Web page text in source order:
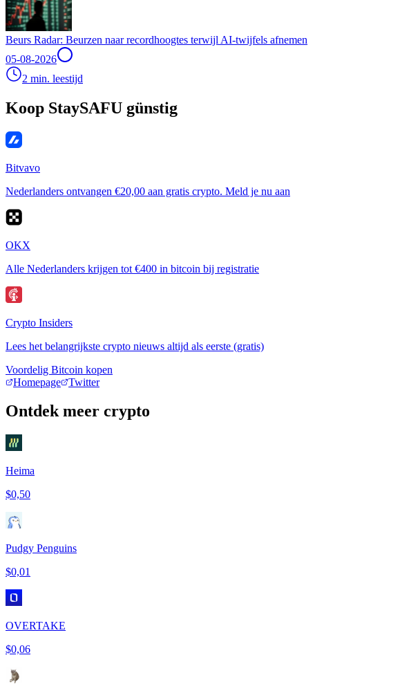
Beurs Radar: Beurzen naar recordhoogtes terwijl AI-twijfels afnemen
05-08-2026
2 min. leestijd
Koop StaySAFU günstig
Bitvavo
Nederlanders ontvangen €20,00 aan gratis crypto. Meld je nu aan
OKX
Alle Nederlanders krijgen tot €400 in bitcoin bij registratie
Crypto Insiders
Lees het belangrijkste crypto nieuws altijd als eerste (gratis)
Voordelig Bitcoin kopen
Homepage
Twitter
Ontdek meer crypto
Heima
$0,50
Pudgy Penguins
$0,01
OVERTAKE
$0,06